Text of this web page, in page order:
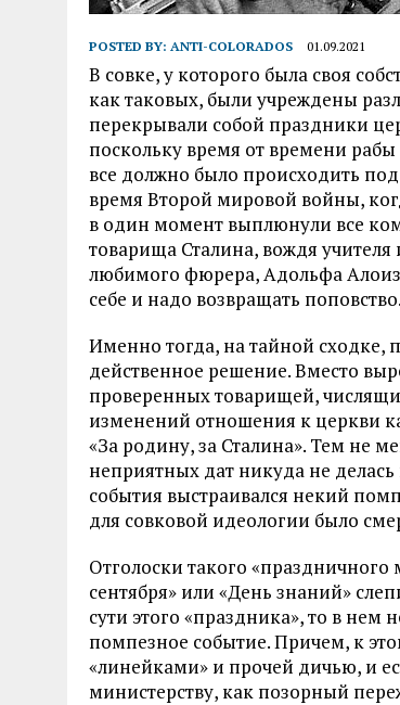
POSTED BY: ANTI-COLORADOS 01.09.2021
В совке, у которого была своя
как таковых, были учреждены
перекрывали собой праздники
поскольку время от времени
все должно было происходить
время Второй мировой войны,
в один момент выплюнули все
товарища Сталина, вождя учителя
любимого фюрера, Адольфа
себе и надо возвращать поповство.
Именно тогда, на тайной сходке,
действенное решение. Вместо
проверенных товарищей,
изменений отношения к церкви
«За родину, за Сталина». Тем не
неприятных дат никуда не
события выстраивался некий
для совковой идеологии было
Отголоски такого
сентября» или «День знаний»
сути этого «праздника», то в нем
помпезное событие. Причем, к
«линейками» и прочей дичью, и
министерству, как позорный